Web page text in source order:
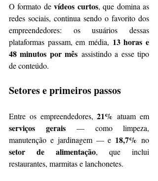
O formato de vídeos curtos, que domina as
redes sociais, continua sendo o favorito dos
empreendedores: os usuários dessas
plataformas passam, em média, 13 horas e
48 minutos por mês assistindo a esse tipo
de conteúdo.
Setores e primeiros passos
Entre os empreendedores, 21% atuam em
serviços gerais — como limpeza,
manutenção e jardinagem — e 18,7%
setor de alimentação, que inclui
restaurantes, marmitas e lanchonetes.